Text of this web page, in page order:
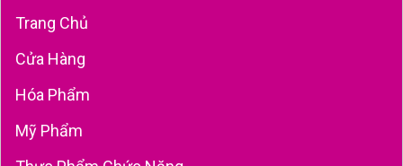
Trang Chủ
Cửa Hàng
Hóa Phẩm
Mỹ Phẩm